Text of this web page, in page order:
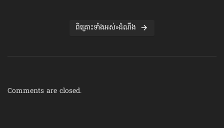
ពិគ្រោះទាំងអស់»ដំណឹង
Comments are closed.